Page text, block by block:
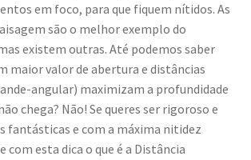
de Fotografia
DE FOTOGRAFIA
Ensino à distância
em foco, para que fiquem nítidos. As
são o melhor exemplo do
existem outras. Até podemos saber
maior valor de abertura e distâncias
angular) maximizam a profundidade
chega? Não! Se queres ser rigoroso e
fantásticas e com a máxima nitidez
com esta dica o que é a Distância